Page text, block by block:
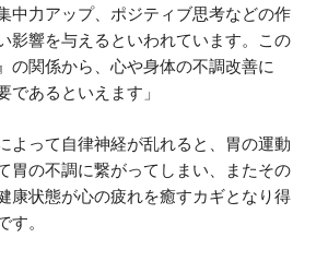
中力アップ、ポジティブ思考などの作
影響を与えるといわれています。この
の関係から、心や身体の不調改善に
であるといえます」
よって自律神経が乱れると、胃の運動
胃の不調に繋がってしまい、またその
康状態が心の疲れを癒すカギとなり得
す。